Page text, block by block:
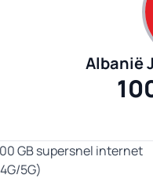
Albanië
GB supersnel internet
5G)